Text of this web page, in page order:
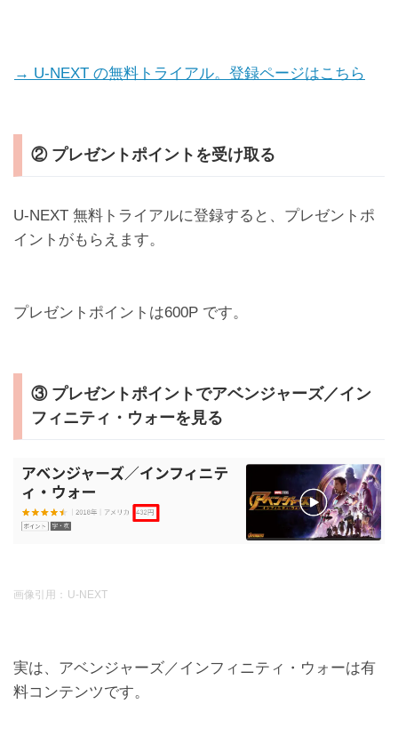
→ U-NEXT の無料トライアル。登録ページはこちら
② プレゼントポイントを受け取る
U-NEXT 無料トライアルに登録すると、プレゼントポ
イントがもらえます。
プレゼントポイントは600P です。
③ プレゼントポイントでアベンジャーズ／イン
フィニティ・ウォーを見る
画像引用： U-NEXT
実は、アベンジャーズ／インフィニティ・ウォーは有
料コンテンツです。